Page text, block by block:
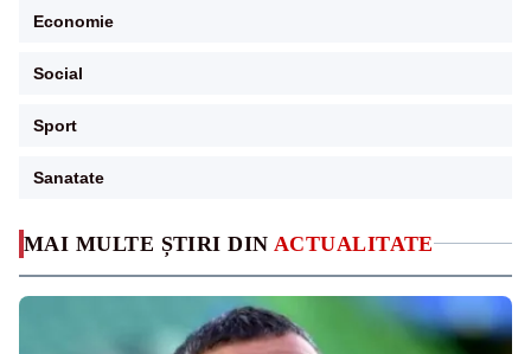
MAI MULTE ȘTIRI DIN ACTUALITATE
Economie
Social
Sport
Sanatate